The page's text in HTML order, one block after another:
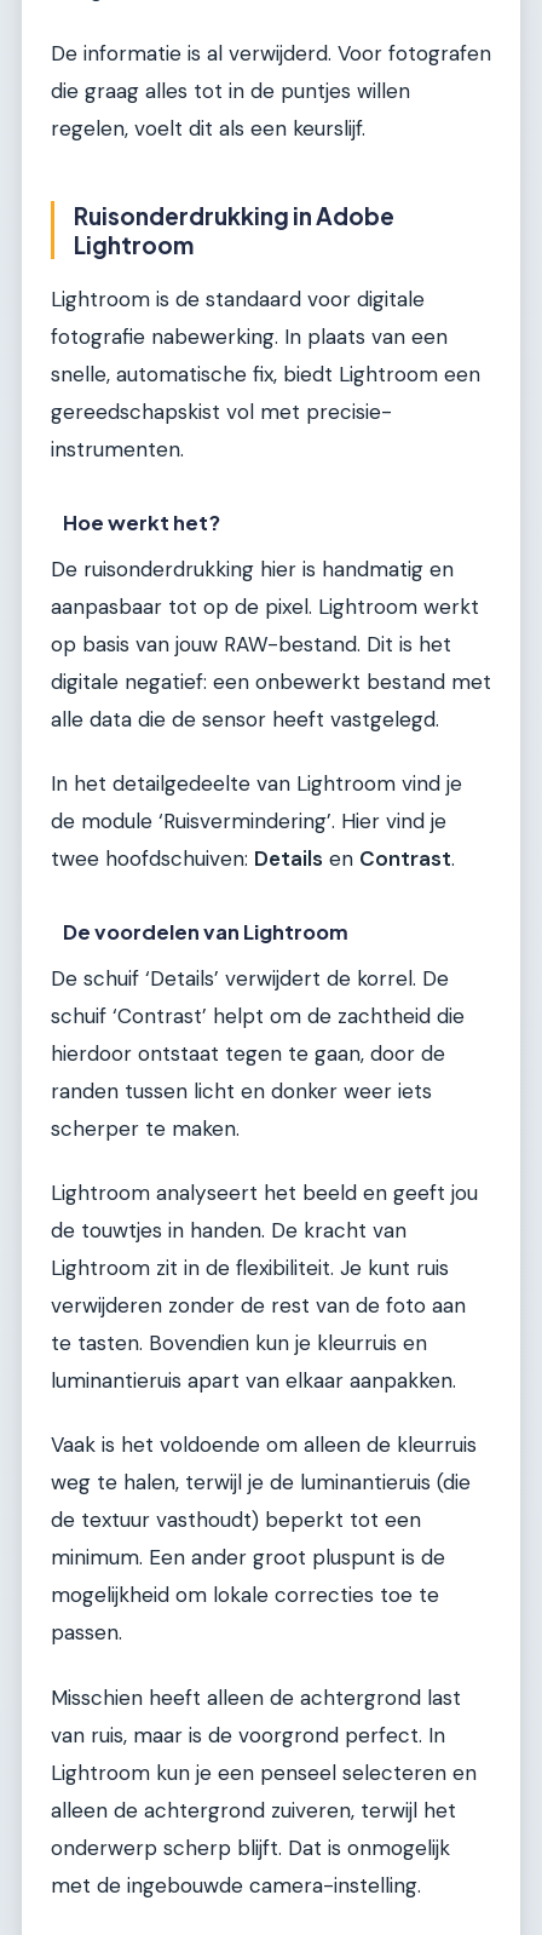
De informatie is al verwijderd. Voor fotografen
die graag alles tot in de puntjes willen
regelen, voelt dit als een keurslijf.
Ruisonderdrukking in Adobe
Lightroom
Lightroom is de standaard voor digitale
fotografie nabewerking. In plaats van een
snelle, automatische fix, biedt Lightroom een
gereedschapskist vol met precisie-
instrumenten.
Hoe werkt het?
De ruisonderdrukking hier is handmatig en
aanpasbaar tot op de pixel. Lightroom werkt
op basis van jouw RAW-bestand. Dit is het
digitale negatief: een onbewerkt bestand met
alle data die de sensor heeft vastgelegd.
In het detailgedeelte van Lightroom vind je
de module ‘Ruisvermindering’. Hier vind je
twee hoofdschuiven: Details en Contrast.
De voordelen van Lightroom
De schuif ‘Details’ verwijdert de korrel. De
schuif ‘Contrast’ helpt om de zachtheid die
hierdoor ontstaat tegen te gaan, door de
randen tussen licht en donker weer iets
scherper te maken.
Lightroom analyseert het beeld en geeft jou
de touwtjes in handen. De kracht van
Lightroom zit in de flexibiliteit. Je kunt ruis
verwijderen zonder de rest van de foto aan
te tasten. Bovendien kun je kleurruis en
luminantieruis apart van elkaar aanpakken.
Vaak is het voldoende om alleen de kleurruis
weg te halen, terwijl je de luminantieruis (die
de textuur vasthoudt) beperkt tot een
minimum. Een ander groot pluspunt is de
mogelijkheid om lokale correcties toe te
passen.
Misschien heeft alleen de achtergrond last
van ruis, maar is de voorgrond perfect. In
Lightroom kun je een penseel selecteren en
alleen de achtergrond zuiveren, terwijl het
onderwerp scherp blijft. Dat is onmogelijk
met de ingebouwde camera-instelling.